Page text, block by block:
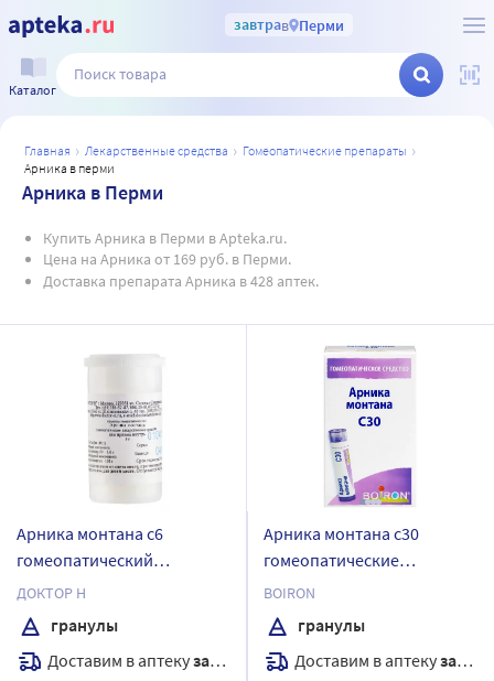
завтрав Перми
Каталог
главная лекарственные средства
гомеопатические препараты
арника в перми
Арника в Перми
Купить Арника в Перми в Apteka.ru.
Цена на Арника от 169 руб. в Перми.
Доставка препарата Арника в 428 аптек.
Арника монтана с6
гомеопатический
монокомпонентный
препарат растительного
происхождения 5 гр
гранулы гомеопатические
ДОКТОР Н
гранулы
Доставим в аптекузавтра
Арника монтана с30
гомеопатические
монокомпонетный
препарат растительного
происхождения гранулы
гомеопатические 4 гр
BOIRON
гранулы
Доставим в аптекузавтра